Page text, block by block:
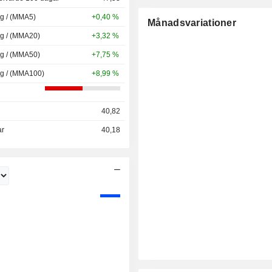
/ (MMA5) +0,40 %
/ (MMA20) +3,32 %
/ (MMA50) +7,75 %
/ (MMA100) +8,99 %
40,82
40,18
Månadsvariationer